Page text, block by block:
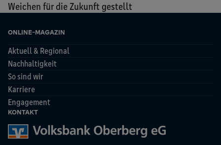
Weichen für die Zukunft gestellt
ONLINE-MAGAZIN
Aktuell & Regional
Nachhaltigkeit
So sind wir
Karriere
Engagement
KONTAKT